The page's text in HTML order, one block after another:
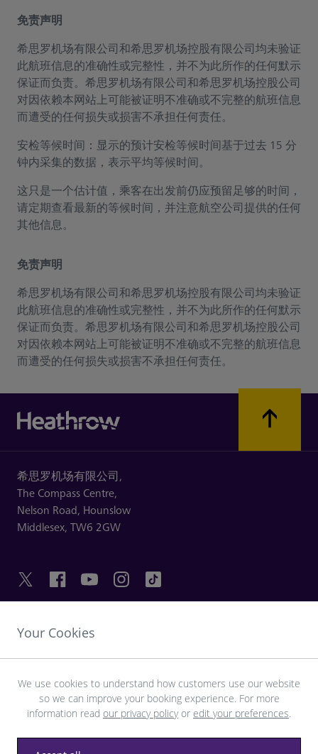
免责声明
希思罗机场有限公司和希思罗机场控股有限公司均未验证
此航班信息的准确性或完整性，并不为此所作的任何默示
保证而负责。希思罗机场有限公司和希思罗机场控股公司
对因依赖本网站上可能被证明不准确或不完整的航班信息
而遭受的任何损失或损害不承担任何责任。
安检等候时间：显示的预计安检等候时间基于过去 15 分
钟内采集的数据，表示平均等候时间。
这只是一个估计值，乘客在出发前仍应预留足够的时间，
请定期查看最新的等候时间，并注意航空公司提供的任何
其他信息。
免责声明
希思罗机场有限公司和希思罗机场控股有限公司均未验证
此航班信息的准确性或完整性，并不为此所作的任何默示
保证而负责。希思罗机场有限公司和希思罗机场控股公司
对因依赖本网站上可能被证明不准确或不完整的航班信息
而遭受的任何损失或损害不承担任何责任。
希思罗机场有限公司,
The Compass Centre,
Nelson Road, Hounslow
Middlesex, TW6 2GW
友情链接
探索希思罗机场
Your Cookies
We use cookies to understand how customers use our website
so we can improve your booking experience. For more
information read our privacy policyor edit your preferences.